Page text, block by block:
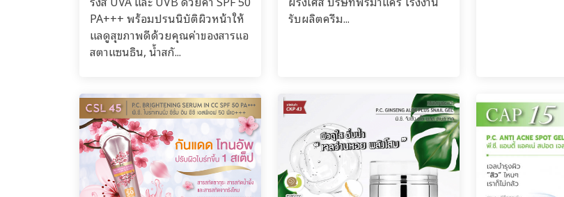
PA+++ พร้อมปรนนิบัติผิวหน้าให้
แลดูสุขภาพดีด้วยคุณค่าของสารแอ
สตาแซนธิน, น้ำสกั...
รับผลิตครีม...